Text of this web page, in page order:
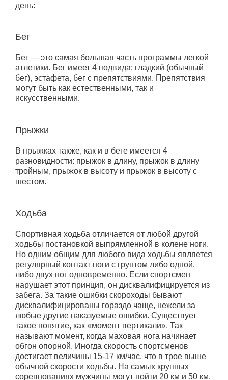
день:
Бег
Бег — это самая большая часть программы легкой
атлетики. Бег имеет 4 подвида: гладкий (обычный
бег), эстафета, бег с препятствиями. Препятствия
могут быть как естественными, так и
искусственными.
Прыжки
В прыжках также, как и в беге имеется 4
разновидности: прыжок в длину, прыжок в длину
тройным, прыжок в высоту и прыжок в высоту с
шестом.
Ходьба
Спортивная ходьба отличается от любой другой
ходьбы постановкой выпрямленной в колене ноги.
Но одним общим для любого вида ходьбы является
регулярный контакт ноги с грунтом либо одной,
либо двух ног одновременно. Если спортсмен
нарушает этот принцип, он дисквалифицируется из
забега. За такие ошибки скороходы бывают
дисквалифицированы гораздо чаще, нежели за
любые другие наказуемые ошибки. Существует
такое понятие, как «момент вертикали». Так
называют момент, когда маховая нога начинает
обгон опорной. Иногда скорость спортсменов
достигает величины 15-17 км/час, что в трое выше
обычной скорости ходьбы. На самых крупных
соревнованиях мужчины могут пойти 20 км и 50 км,